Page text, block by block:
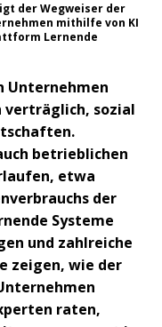
der Wegweiser der
mithilfe von KI
Lernende
Unternehmen
sozial
betrieblichen
etwa
der
Systeme
und zahlreiche
zeigen, wie der
raten,